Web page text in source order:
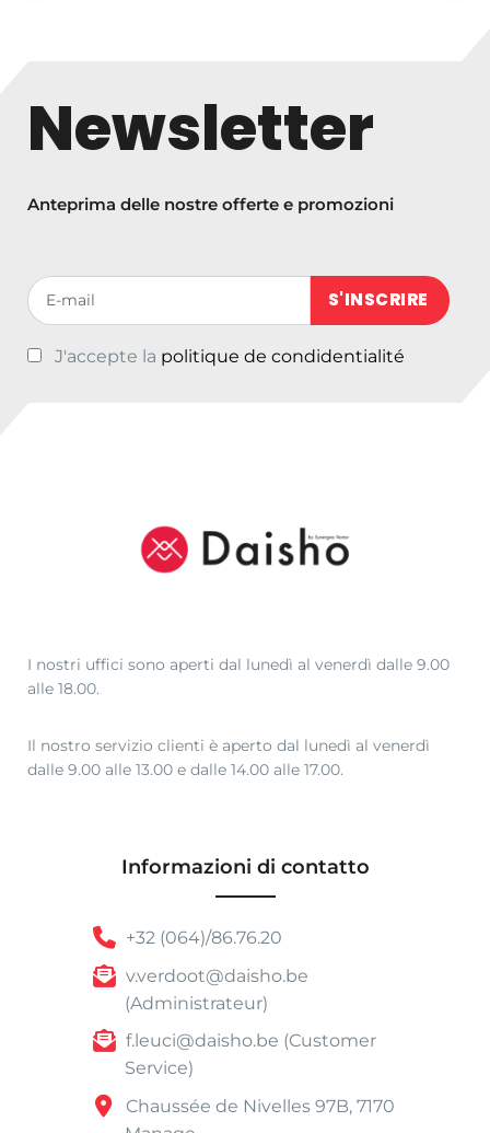
Newsletter
Anteprima delle nostre offerte e promozioni
Votre adresse de messagerie (obligatoire)
J'accepte la politique de condidentialité
I nostri uffici sono aperti dal lunedì al venerdì dalle 9.00
alle 18.00.
Il nostro servizio clienti è aperto dal lunedì al venerdì
dalle 9.00 alle 13.00 e dalle 14.00 alle 17.00.
Informazioni di contatto
+32 (064)/86.76.20
v.verdoot@daisho.be
(Administrateur)
f.leuci@daisho.be (Customer
Service)
Chaussée de Nivelles 97B, 7170